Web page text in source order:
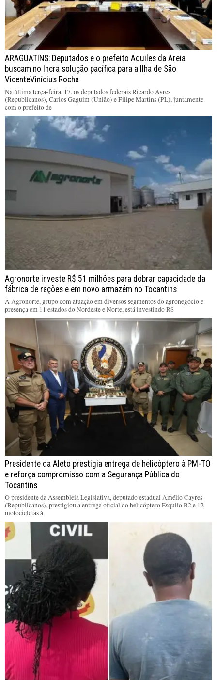
ARAGUATINS: Deputados e o prefeito Aquiles da Areia
buscam no Incra solução pacífica para a Ilha de São
VicenteVinícius Rocha
Na última terça-feira, 17, os deputados federais Ricardo Ayres
(Republicanos), Carlos Gaguim (União) e Filipe Martins (PL), juntamente
com o prefeito de
Agronorte investe R$ 51 milhões para dobrar capacidade da
fábrica de rações e em novo armazém no Tocantins
A Agronorte, grupo com atuação em diversos segmentos do agronegócio e
presença em 11 estados do Nordeste e Norte, está investindo R$
Presidente da Aleto prestigia entrega de helicóptero à PM-TO
e reforça compromisso com a Segurança Pública do
Tocantins
O presidente da Assembleia Legislativa, deputado estadual Amélio Cayres
(Republicanos), prestigiou a entrega oficial do helicóptero Esquilo B2 e 12
motocicletas à